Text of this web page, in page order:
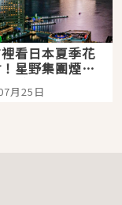
看日本夏季花
星野集團煙火
店6選，讓你不用
閒欣賞
月25日